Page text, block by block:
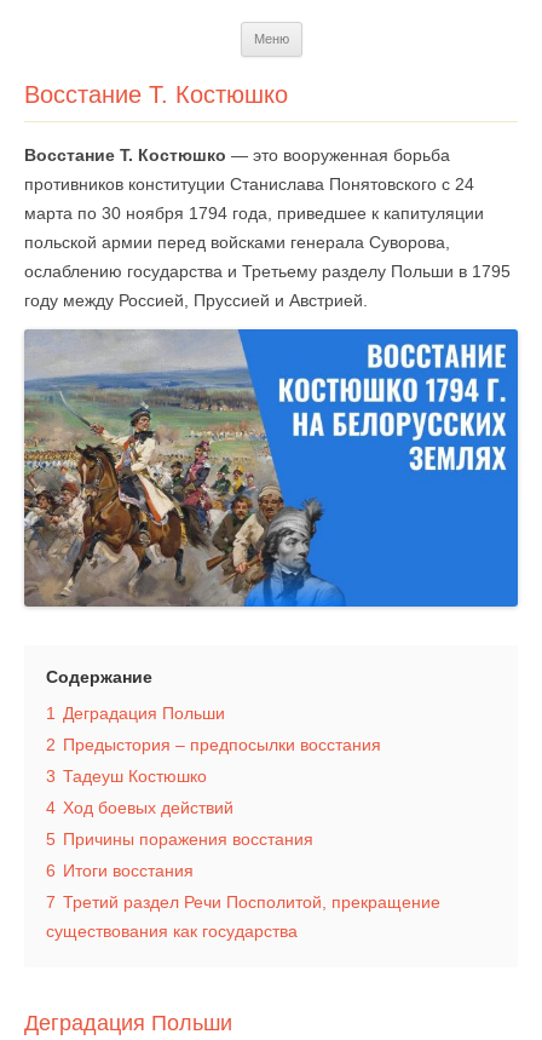
Меню
Восстание Т. Костюшко
Восстание Т. Костюшко — это вооруженная борьба
противников конституции Станислава Понятовского с 24
марта по 30 ноября 1794 года, приведшее к капитуляции
польской армии перед войсками генерала Суворова,
ослаблению государства и Третьему разделу Польши в 1795
году между Россией, Пруссией и Австрией.
Содержание
1
Деградация Польши
2 Предыстория – предпосылки восстания
3 Тадеуш Костюшко
4 Ход боевых действий
5 Причины поражения восстания
6 Итоги восстания
7 Третий раздел Речи Посполитой, прекращение
существования как государства
Деградация Польши